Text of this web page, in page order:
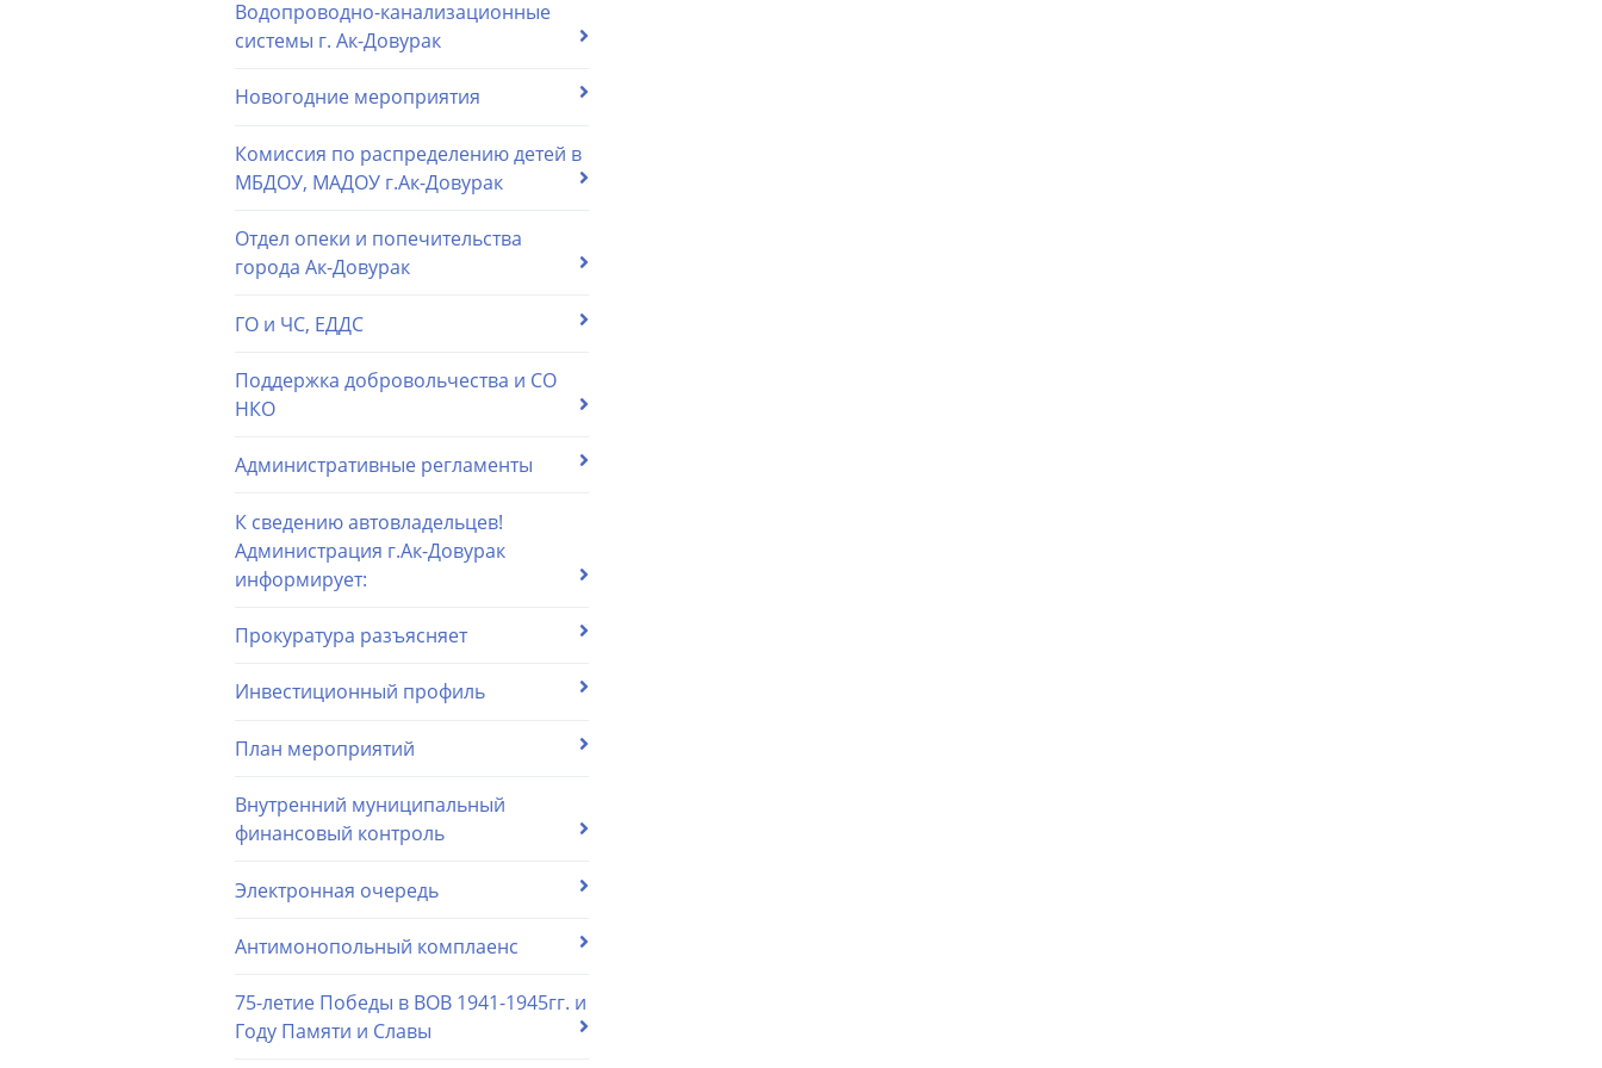
Водопроводно-канализационные
системы г. Ак-Довурак
Новогодние мероприятия
Комиссия по распределению детей в
МБДОУ, МАДОУ г.Ак-Довурак
Отдел опеки и попечительства
города Ак-Довурак
ГО и ЧС, ЕДДС
Поддержка добровольчества и СО
НКО
Административные регламенты
К сведению автовладельцев!
Администрация г.Ак-Довурак
информирует:
Прокуратура разъясняет
Инвестиционный профиль
План мероприятий
Внутренний муниципальный
финансовый контроль
Электронная очередь
Антимонопольный комплаенс
75-летие Победы в ВОВ 1941-1945гг. и
Году Памяти и Славы